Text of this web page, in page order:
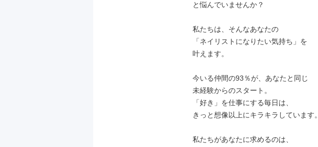
と悩んでいませんか？
私たちは、そんなあなたの
「ネイリストになりたい気持ち」を
叶えます。
今いる仲間の93％が、あなたと同じ
未経験からのスタート。
「好き」を仕事にする毎日は、
きっと想像以上にキラキラしています。
私たちがあなたに求めるのは、